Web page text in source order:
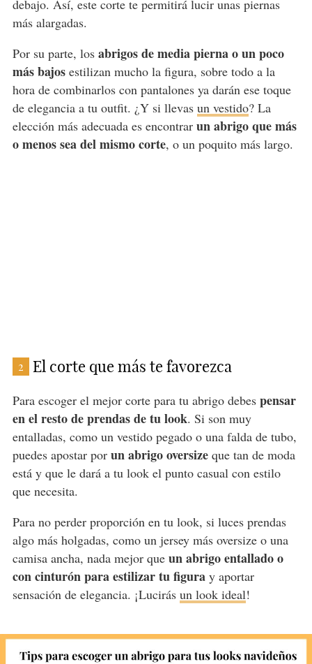
debajo. Así, este corte te permitirá lucir unas piernas
más alargadas.
Por su parte, losabrigos de media pierna o un poco
más bajosestilizan mucho la figura, sobre todo a la
hora de combinarlos con pantalones ya darán ese toque
de elegancia a tu outfit. ¿Y si llevas un vestido? La
elección más adecuada es encontrarun abrigo que más
o menos sea del mismo corte, o un poquito más largo.
2 El corte que más te favorezca
Para escoger el mejor corte para tu abrigo debespensar
en el resto de prendas de tu look. Si son muy
entalladas, como un vestido pegado o una falda de tubo,
puedes apostar por un abrigo oversizeque tan de moda
está y que le dará a tu look el punto casual con estilo
que necesita.
Para no perder proporción en tu look, si luces prendas
algo más holgadas, como un jersey más oversize o una
camisa ancha, nada mejor que un abrigo entallado o
con cinturón para estilizar tu figuray aportar
sensación de elegancia. ¡Lucirás un look ideal!